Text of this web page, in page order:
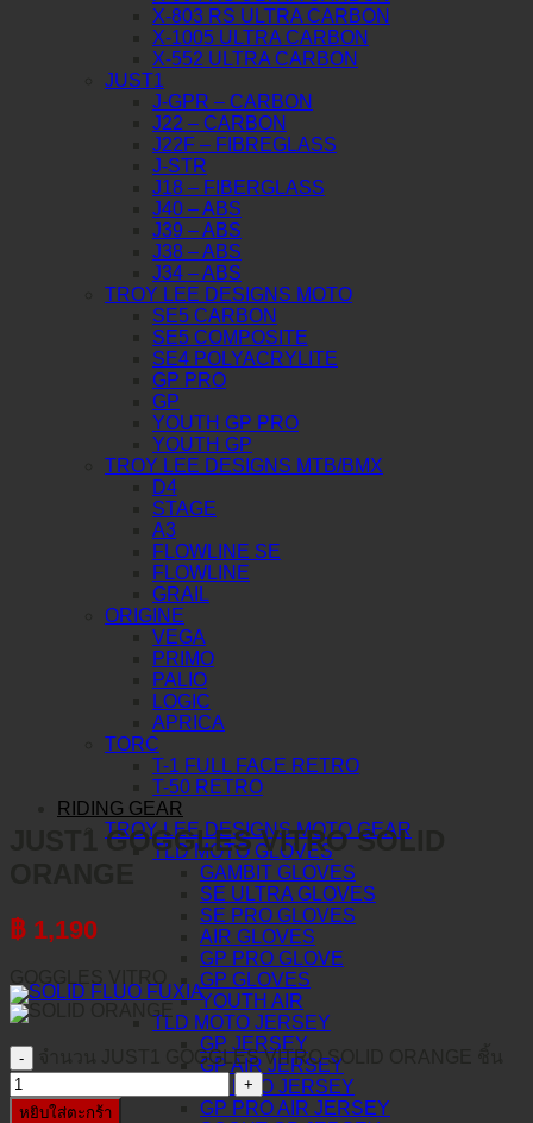
X-803 RS ULTRA CARBON
X-1005 ULTRA CARBON
X-552 ULTRA CARBON
JUST1
J-GPR – CARBON
J22 – CARBON
J22F – FIBREGLASS
J-STR
J18 – FIBERGLASS
J40 – ABS
J39 – ABS
J38 – ABS
J34 – ABS
TROY LEE DESIGNS MOTO
SE5 CARBON
SE5 COMPOSITE
SE4 POLYACRYLITE
GP PRO
GP
YOUTH GP PRO
YOUTH GP
TROY LEE DESIGNS MTB/BMX
D4
STAGE
A3
FLOWLINE SE
FLOWLINE
GRAIL
ORIGINE
VEGA
PRIMO
PALIO
LOGIC
APRICA
TORC
T-1 FULL FACE RETRO
T-50 RETRO
RIDING GEAR
TROY LEE DESIGNS MOTO GEAR
TLD MOTO GLOVES
GAMBIT GLOVES
SE ULTRA GLOVES
SE PRO GLOVES
AIR GLOVES
GP PRO GLOVE
GP GLOVES
YOUTH AIR
TLD MOTO JERSEY
GP JERSEY
GP AIR JERSEY
GP PRO JERSEY
GP PRO AIR JERSEY
JUST1 GOGGLES VITRO SOLID
฿ 1,190
จำนวน JUST1 GOGGLES VITRO SOLID ORANGE ชิ้น
หยิบใส่ตะกร้า